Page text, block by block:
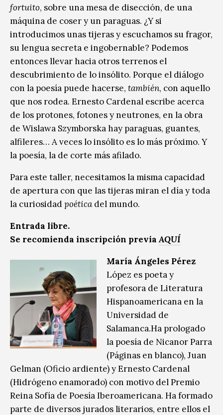
fortuito, sobre una mesa de disección, de una
máquina de coser y un paraguas. ¿Y si
introducimos unas tijeras y escuchamos su fragor,
su lengua secreta e ingobernable? Podemos
entonces llevar hacia otros terrenos el
descubrimiento de lo insólito. Porque el diálogo
con la poesía puede hacerse, también, con aquello
que nos rodea. Ernesto Cardenal escribe acerca
de los protones, fotones y neutrones, en la obra
de Wislawa Szymborska hay paraguas, guantes,
alfileres… A veces lo insólito es lo más próximo. Y
la poesía, la de corte más afilado.
Para este taller, necesitamos la misma capacidad
de apertura con que las tijeras miran el día y toda
la curiosidadpoética del mundo.
Entrada libre.
Se recomienda inscripción previaAQUÍ
María Ángeles Pérez
López es poeta y
profesora de Literatura
Hispanoamericana en la
Universidad de
Salamanca.Ha prologado
la poesía de Nicanor Parra
(Páginas en blanco), Juan
Gelman (Oficio ardiente) y Ernesto Cardenal
(Hidrógeno enamorado) con motivo del Premio
Reina Sofía de Poesía Iberoamericana. Ha formado
parte de diversos jurados literarios, entre ellos el